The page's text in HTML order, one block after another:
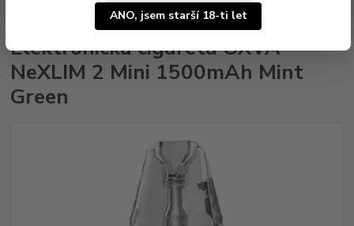
ANO, jsem starší 18-ti let
2 Mini 1500mAh Mint Green
Elektronická cigareta OXVA
NeXLIM 2 Mini 1500mAh Mint
Green